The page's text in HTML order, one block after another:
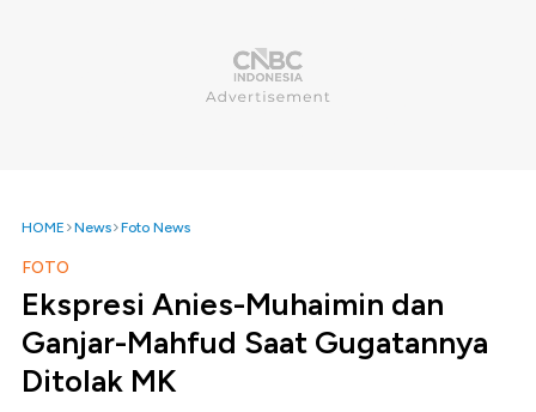
HOME News Foto News
FOTO
Ekspresi Anies-Muhaimin dan
Ganjar-Mahfud Saat Gugatannya
Ditolak MK